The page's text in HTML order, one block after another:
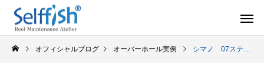
オフィシャルブログ オーバーホール実例 シマノ 07ステラ1000Sの回転不良改善